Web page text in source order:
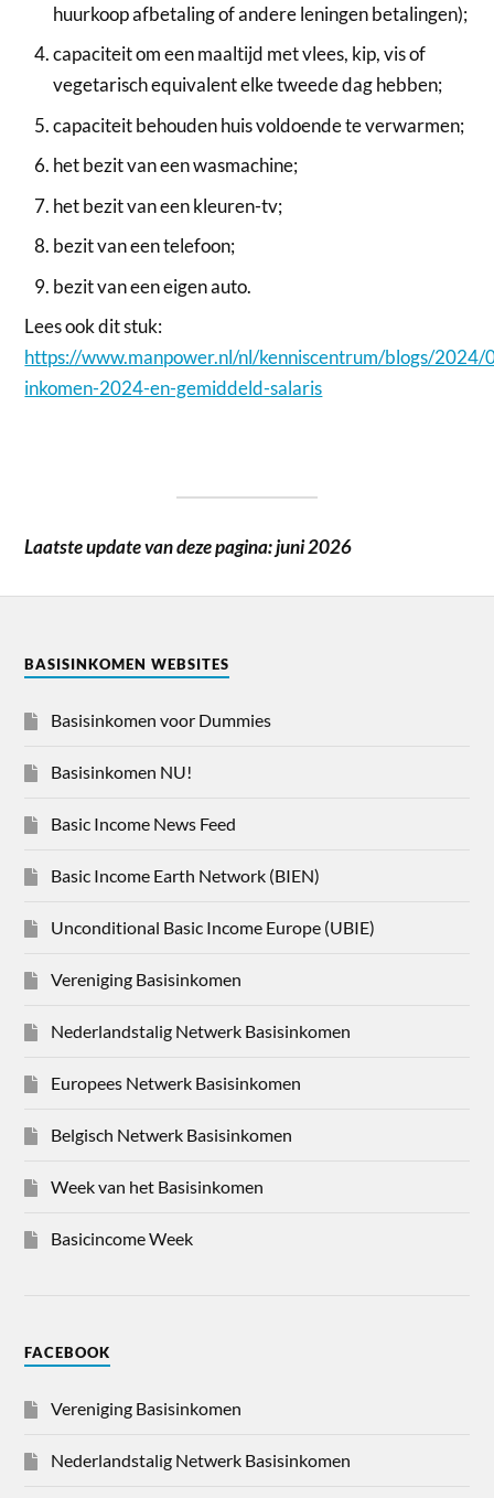
huurkoop afbetaling of andere leningen betalingen);
capaciteit om een ​​maaltijd met vlees, kip, vis of
vegetarisch equivalent elke tweede dag hebben;
capaciteit behouden huis voldoende te verwarmen;
het bezit van een wasmachine;
het bezit van een kleuren-tv;
bezit van een telefoon;
bezit van een eigen auto.
Lees ook dit stuk:
https://www.manpower.nl/nl/kenniscentrum/blogs/
inkomen-2024-en-gemiddeld-salaris
Laatste update van deze pagina: juni 2026
BASISINKOMEN WEBSITES
Basisinkomen voor Dummies
Basisinkomen NU!
Basic Income News Feed
Basic Income Earth Network (BIEN)
Unconditional Basic Income Europe (UBIE)
Vereniging Basisinkomen
Nederlandstalig Netwerk Basisinkomen
Europees Netwerk Basisinkomen
Belgisch Netwerk Basisinkomen
Week van het Basisinkomen
Basicincome Week
FACEBOOK
Vereniging Basisinkomen
Nederlandstalig Netwerk Basisinkomen